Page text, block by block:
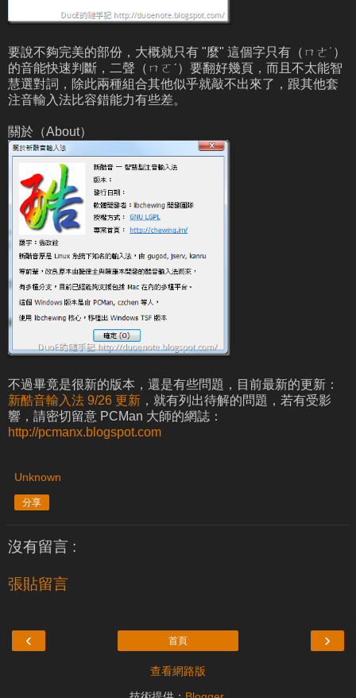
要說不夠完美的部份，大概就只有 "麼" 這個字只有（ㄇㄜ˙）
的音能快速判斷，二聲（ㄇㄛˊ）要翻好幾頁，而且不太能智
慧選對詞，除此兩種組合其他似乎就敲不出來了，跟其他套
注音輸入法比容錯能力有些差。
關於（About）
不過畢竟是很新的版本，還是有些問題，目前最新的更新：
新酷音輸入法 9/26 更新 ，就有列出待解的問題，若有受影
響，請密切留意 PCMan 大師的網誌：
http://pcmanx.blogspot.com
Unknown
分享
沒有留言 :
張貼留言
‹ ›
首頁
查看網路版